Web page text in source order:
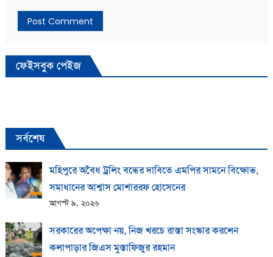
ফেইসবুক পেইজ
সর্বশেষ
মহিপুরে অবৈধ ট্রলিং বন্ধের দাবিতে এমপির সামনে বিক্ষোভ,
সমাধানের আশ্বাস মোশাররফ হোসেনের
আগস্ট ৯, ২০২৬
সরকারের অপেক্ষা নয়, নিজ খরচে রাস্তা সংস্কার করলেন
কলাপাড়ার জিএস মুস্তাফিজুর রহমান